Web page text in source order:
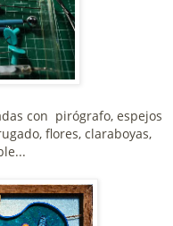
con pirógrafo, espejos
flores, claraboyas,